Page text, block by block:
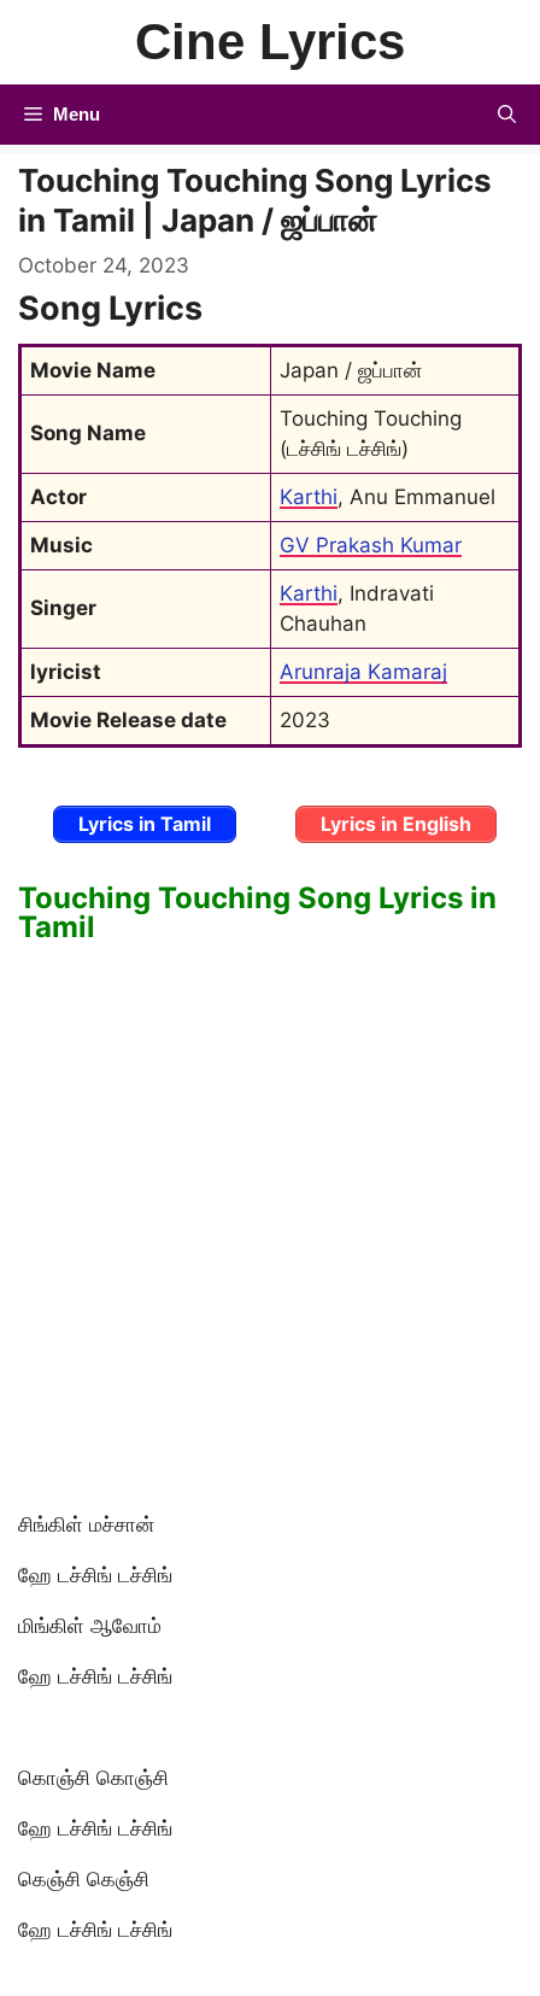
Cine Lyrics
Menu
Touching Touching Song Lyrics
in Tamil | Japan / ஜப்பான்
October 24, 2023
Song Lyrics
Movie Name Japan / ஜப்பான்
Song Name
Touching Touching
(டச்சிங் டச்சிங்)
Actor
Karthi, Anu Emmanuel
Music
GV Prakash Kumar
Singer
Karthi, Indravati
Chauhan
lyricist
Arunraja Kamaraj
Movie Release date
2023
Lyrics in Tamil Lyrics in English
Touching Touching Song Lyrics in
Tamil
சிங்கிள் மச்சான்
ஹே டச்சிங் டச்சிங்
மிங்கிள் ஆவோம்
ஹே டச்சிங் டச்சிங்
கொஞ்சி கொஞ்சி
ஹே டச்சிங் டச்சிங்
கெஞ்சி கெஞ்சி
ஹே டச்சிங் டச்சிங்